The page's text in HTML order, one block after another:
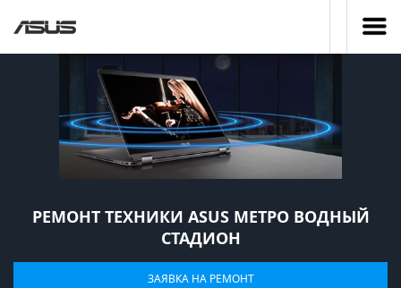
РЕМОНТ ТЕХНИКИ ASUS МЕТРО ВОДНЫЙ
СТАДИОН
ЗАЯВКА НА РЕМОНТ